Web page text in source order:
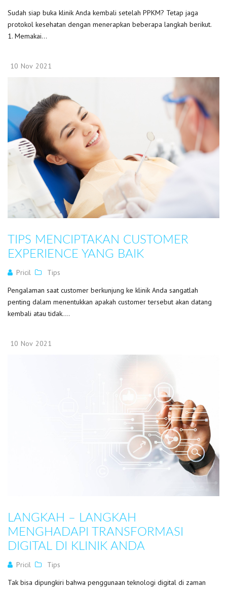
Sudah siap buka klinik Anda kembali setelah PPKM? Tetap jaga
protokol kesehatan dengan menerapkan beberapa langkah berikut.
1. Memakai...
10 Nov 2021
TIPS MENCIPTAKAN CUSTOMER
EXPERIENCE YANG BAIK
Pricil
Tips
Pengalaman saat customer berkunjung ke klinik Anda sangatlah
penting dalam menentukkan apakah customer tersebut akan datang
kembali atau tidak....
10 Nov 2021
LANGKAH – LANGKAH
MENGHADAPI TRANSFORMASI
DIGITAL DI KLINIK ANDA
Pricil
Tips
Tak bisa dipungkiri bahwa penggunaan teknologi digital di zaman